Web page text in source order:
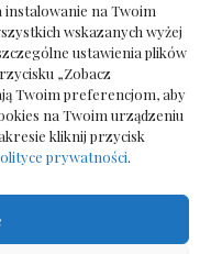
na Twoim
wskazanych wyżej
ustawienia plików
„Zobacz
Twoim preferencjom, aby
na Twoim urządzeniu
kliknij przycisk
prywatności.